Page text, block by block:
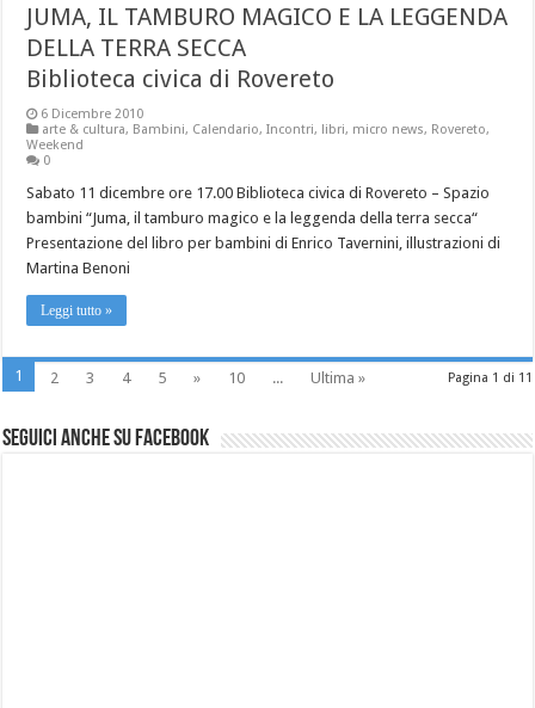
JUMA, IL TAMBURO MAGICO E LA LEGGENDA
DELLA TERRA SECCA
Biblioteca civica di Rovereto
6 Dicembre 2010
arte & cultura, Bambini, Calendario,Incontri, libri, micro news, Rovereto,
Weekend
0
Sabato 11 dicembre ore 17.00 Biblioteca civica di Rovereto – Spazio
bambini “Juma, il tamburo magico e la leggenda della terra secca“
Presentazione del libro per bambini di Enrico Tavernini, illustrazioni di
Martina Benoni
Leggi tutto »
Pagina 1 di 11
1 2 3 4 5 » 10 ... Ultima »
Seguici anche su Facebook